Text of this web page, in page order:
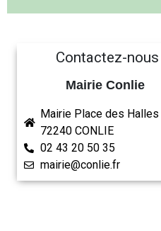
Contactez-nous
Mairie Conlie
Mairie Place des Halles
72240 CONLIE
02 43 20 50 35
mairie@conlie.fr